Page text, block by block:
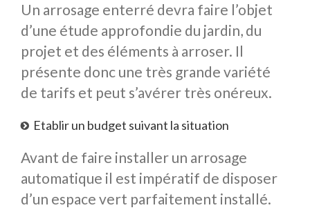
Un arrosage enterré devra faire l’objet
d’une étude approfondie du jardin, du
projet et des éléments à arroser. Il
présente donc une très grande variété
de tarifs et peut s’avérer très onéreux.
Etablir un budget suivant la situation
Avant de faire installer un arrosage
automatique il est impératif de disposer
d’un espace vert parfaitement installé.